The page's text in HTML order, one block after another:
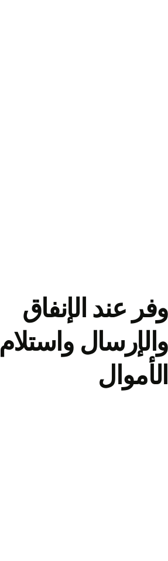
وفر عند الإنفاق
والإرسال واستلام
الأموال